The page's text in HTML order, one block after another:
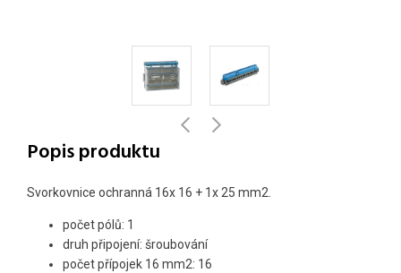
Popis produktu
Svorkovnice ochranná 16x 16 + 1x 25 mm2.
počet pólů: 1
druh připojení: šroubování
počet přípojek 16 mm2: 16